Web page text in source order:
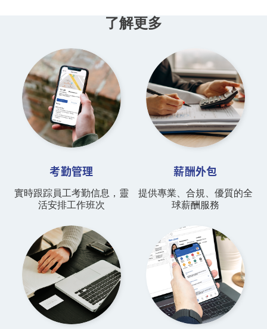
了解更多
考勤管理
實時跟踪員工考勤信息，靈
活安排工作班次
薪酬外包
提供專業、合規、優質的全
球薪酬服務